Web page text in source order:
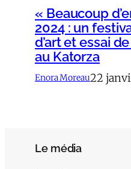
« Beaucoup
2024 : un
d’art et essai
au Katorza
Enora Moreau22
Le média